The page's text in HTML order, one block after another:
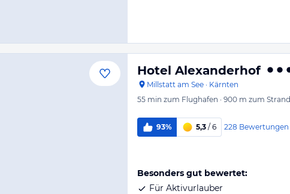
Hotel Alexanderhof
Millstatt am See · Kärnten
55 min zum Flughafen · 900 m zum Strand
93% 5,3 / 6 228 Bewertungen
Besonders gut bewertet:
Für Aktivurlauber